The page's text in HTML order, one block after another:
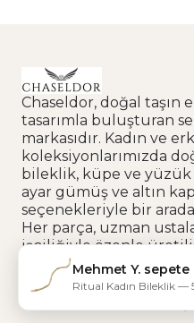
Chaseldor, doğal taşın
tasarımla buluşturan
markasıdır. Kadın ve
koleksiyonlarımızda
bileklik, küpe ve
ayar gümüş ve altın
seçenekleriyle bir
Her parça, uzman
işçiliğiyle özenle
© 2025 Chaseldor |
Mehmet Y.